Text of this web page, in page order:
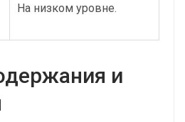
На низком уровне.
и